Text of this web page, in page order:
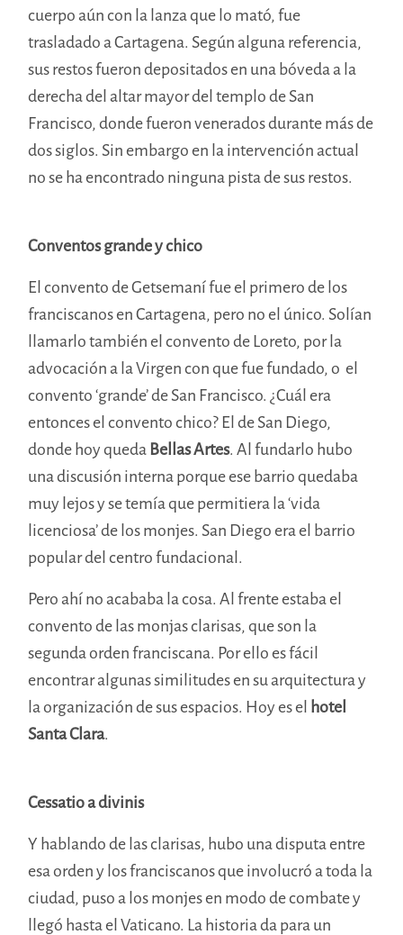
cuerpo aún con la lanza que lo mató, fue
trasladado a Cartagena. Según alguna referencia,
sus restos fueron depositados en una bóveda a la
derecha del altar mayor del templo de San
Francisco, donde fueron venerados durante más de
dos siglos. Sin embargo en la intervención actual
no se ha encontrado ninguna pista de sus restos.
Conventos grande y chico
El convento de Getsemaní fue el primero de los
franciscanos en Cartagena, pero no el único. Solían
llamarlo también el convento de Loreto, por la
advocación a la Virgen con que fue fundado, o el
convento ‘grande’ de San Francisco. ¿Cuál era
entonces el convento chico? El de San Diego,
donde hoy quedaBellas Artes. Al fundarlo hubo
una discusión interna porque ese barrio quedaba
muy lejos y se temía que permitiera la ‘vida
licenciosa’ de los monjes. San Diego era el barrio
popular del centro fundacional.
Pero ahí no acababa la cosa. Al frente estaba el
convento de las monjas clarisas, que son la
segunda orden franciscana. Por ello es fácil
encontrar algunas similitudes en su arquitectura y
la organización de sus espacios. Hoy es el hotel
Santa Clara.
Cessatio a divinis
Y hablando de las clarisas, hubo una disputa entre
esa orden y los franciscanos que involucró a toda la
ciudad, puso a los monjes en modo de combate y
llegó hasta el Vaticano. La historia da para un